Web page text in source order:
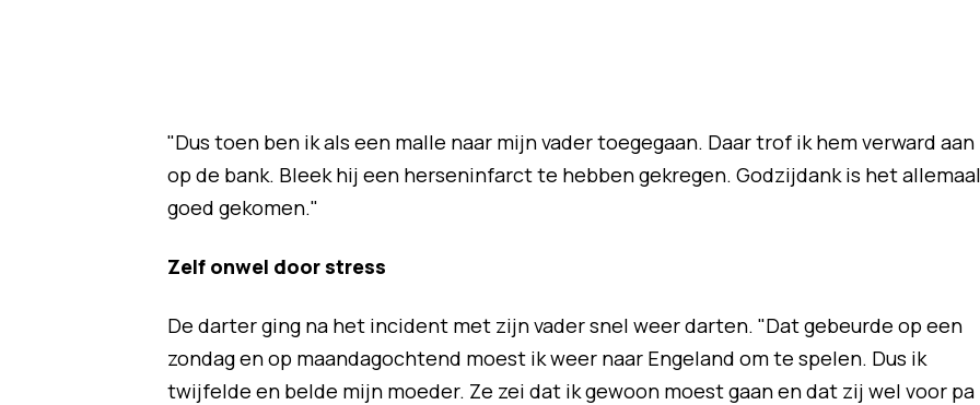
"Dus toen ben ik als een malle naar mijn vader toegegaan. Daar trof ik hem verward aan
op de bank. Bleek hij een herseninfarct te hebben gekregen. Godzijdank is het allemaal
goed gekomen."
Zelf onwel door stress
De darter ging na het incident met zijn vader snel weer darten. "Dat gebeurde op een
zondag en op maandagochtend moest ik weer naar Engeland om te spelen. Dus ik
twijfelde en belde mijn moeder. Ze zei dat ik gewoon moest gaan en dat zij wel voor pa